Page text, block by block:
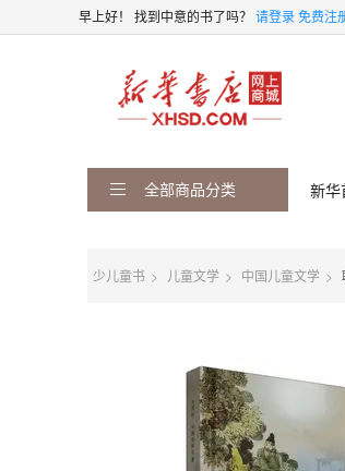
早上好！ 找到中意的书了吗？ 请登录免费注
全部商品分类 新华
少儿童书 儿童文学 中国儿童文学